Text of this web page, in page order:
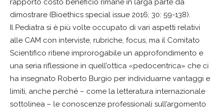
rapporto costo beneficio rimane in larga parte da
dimostrare (Bioethics special issue 2016; 30: 59-138).
Il Pediatra si è più volte occupato di vari aspetti relativi
alle CAM con interviste, rubriche, focus, ma il Comitato
Scientifico ritiene improrogabile un approfondimento e
una seria riflessione in quell’ottica «pedocentrica» che ci
ha insegnato Roberto Burgio per individuarne vantaggi e
limiti, anche perché – come la letteratura internazionale
sottolinea – le conoscenze professionali sull’argomento